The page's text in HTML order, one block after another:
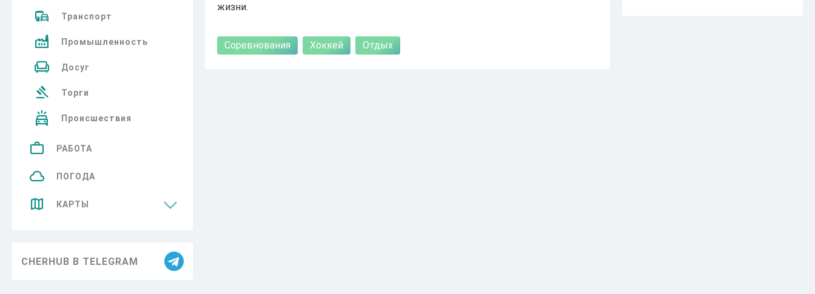
Транспорт
Промышленность
Досуг
Торги
Происшествия
РАБОТА
ПОГОДА
КАРТЫ
CHERHUB В TELEGRAM
жизни.
Соревнования Хоккей Отдых